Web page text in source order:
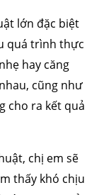
lớn đặc biệt
quá trình thực
hay căng
cũng như
cho ra kết quả
chị em sẽ
thấy khó chịu